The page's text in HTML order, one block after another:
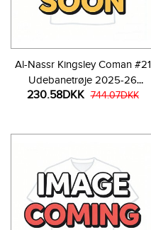
Al-Nassr Kingsley Coman #21
Udebanetrøje 2025-26
Kortærmet
230.58DKK 744.07DKK